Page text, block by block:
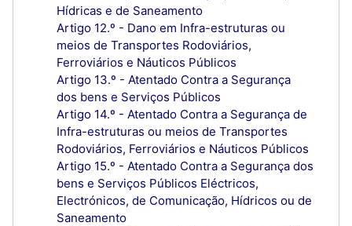
Hídricas e de Saneamento
Artigo 12.º - Dano em Infra-estruturas ou
meios de Transportes Rodoviários,
Ferroviários e Náuticos Públicos
Artigo 13.º - Atentado Contra a Segurança
dos bens e Serviços Públicos
Artigo 14.º - Atentado Contra a Segurança de
Infra-estruturas ou meios de Transportes
Rodoviários, Ferroviários e Náuticos Públicos
Artigo 15.º - Atentado Contra a Segurança dos
bens e Serviços Públicos Eléctricos,
Electrónicos, de Comunicação, Hídricos ou de
Saneamento